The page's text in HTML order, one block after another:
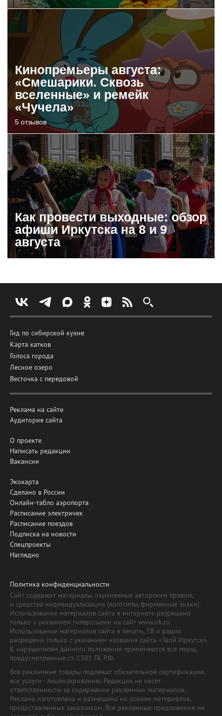
Кинопремьеры августа:
«Смешарики. Сквозь
вселенные» и ремейк
«Чучела»
5 отзывов
Как провести выходные: обзор
афиши Иркутска на 8 и 9
августа
Гид по сибирской кухне
Карта катков
Голоса города
Лесное озеро
Весточка с передовой
Реклама на сайте
Аудитория сайта
О проекте
Написать редакции
Вакансии
Экокарта
Сделано в России
Онлайн-табло аэропорта
Расписание электричек
Расписание поездов
Подписка на новости
Спецпроекты
Наглядно
Политика конфиденциальности
Сайт содержит материалы, охраняемые авторским правом,
и средства индивидуализации (логотипы, фирменные знаки).
Использование материалов сайта в интернете разрешено
только с указанием гиперссылки на сайт www.irk.ru.
Использование материалов сайта в печати, ТВ и радио
разрешено только с указанием названия сайта «Твой Иркутск».
К нарушителям данного положения применяются все меры,
предусмотренные ст. 1301 ГК РФ.
Все рекламные товары подлежат обязательной сертификации,
все услуги - лицензированию. Редакция не несет
ответственности за содержание рекламных материалов.
Реклама изготовлена и размещена на основе материалов,
предоставленных заказчиком. Все рекламные предложения не